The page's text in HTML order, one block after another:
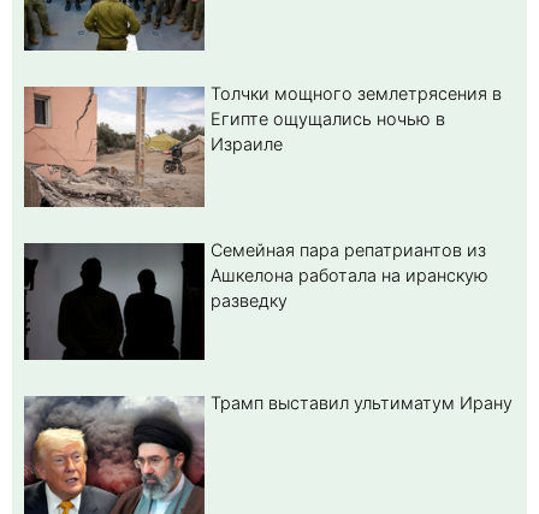
Толчки мощного землетрясения в
Египте ощущались ночью в
Израиле
Семейная пара репатриантов из
Ашкелона работала на иранскую
разведку
Трамп выставил ультиматум Ирану